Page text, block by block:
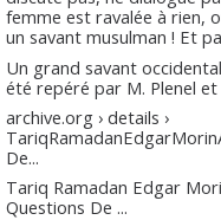
femme est ravalée à rien,
un savant musulman ! Et
Un grand savant
été repéré par M. Plenel
archive.org › details ›
De...
Tariq Ramadan Edgar
Questions De ...